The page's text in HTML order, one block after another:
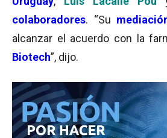
colaboradores. “Su
alcanzar el acuerdo con la
Biotech”, dijo.